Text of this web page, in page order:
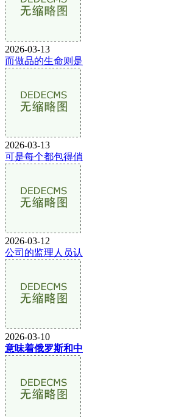
2026-03-13
而做品的生命则是
2026-03-13
可是每个都包得俏
2026-03-12
公司的监理人员认
2026-03-10
意味着俄罗斯和中